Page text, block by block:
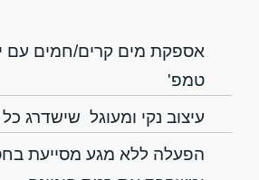
אספקת מים קרים/חמים עם
טמפ'
עיצוב נקי ומעוגל שישדרג
הפעלה ללא מגע מסייעת